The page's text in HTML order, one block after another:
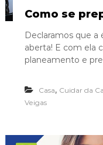
Como se
Declaramos que a
aberta! E com ela
planeamento e
Casa, Cuidar da
Veigas